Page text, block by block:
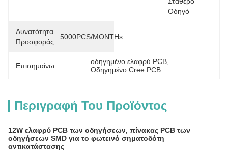
Οδηγό
Δυνατότητα
Προσφοράς:
5000PCS/MONTHs
Επισημαίνω: οδηγημένο ελαφρύ PCB
Οδηγημένο Cree PCB
Περιγραφή Του Προϊόντος
12W ελαφρύ PCB των οδηγήσεων, πίνακας PCB των
οδηγήσεων SMD για το φωτεινό σηματοδότη
αντικατάστασης